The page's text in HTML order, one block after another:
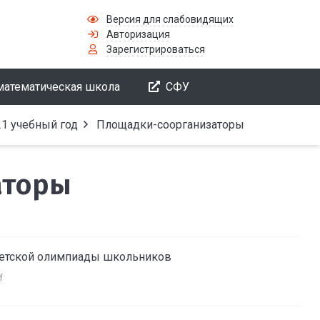
Версия для слабовидящих
Авторизация
Зарегистрироваться
школа СФУ
учебный год Площадки-соорганизаторы
олимпиады школьников